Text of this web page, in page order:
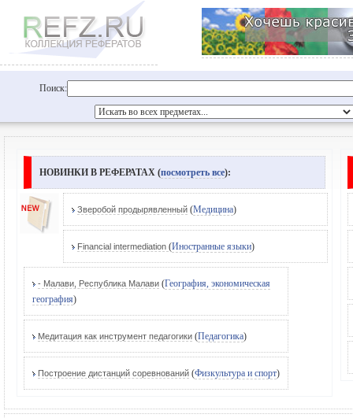
Поиск:
НОВИНКИ В РЕФЕРАТАХ (посмотреть все):
Зверобой продырявленный (Медицина)
Financial intermediation (Иностранные языки)
- Малави, Республика Малави (География, экономическая
география)
Медитация как инструмент педагогики (Педагогика)
Построение дистанций соревнований (Физкультура и спорт)